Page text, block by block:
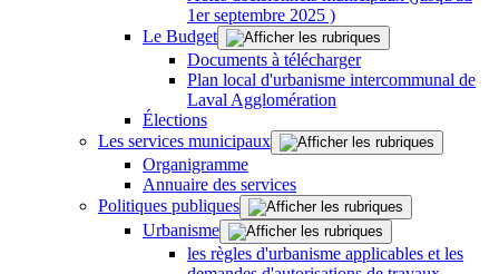
1er septembre 2025 )
Le Budget
Documents à télécharger
Plan local d'urbanisme intercommunal de
Laval Agglomération
Élections
Les services municipaux
Organigramme
Annuaire des services
Politiques publiques
Urbanisme
les règles d'urbanisme applicables et les